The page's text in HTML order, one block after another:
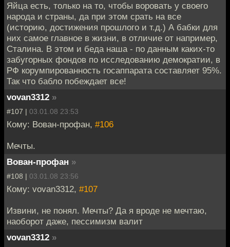
Яйца есть, только на то, чтобы воровать у своего
народа и страны, да при этом срать на все
(историю, достижения прошлого и т.д.) А бабки для
них самое главное в жизни, в отличие от например,
Сталина. В этом и беда наша - по данным каких-то
забугорных фондов по исследованию демократии, в
РФ корумпированность госаппарата составляет 95%.
Так что бабло побеждает все!
vovan3312 »
#107 | 03.01.08 23:53
Кому: Вован-профан, #106
Мечты.
Вован-профан »
#108 | 03.01.08 23:56
Кому: vovan3312, #107
Извини, не понял. Мечты? Да я вроде не мечтаю,
наоборот даже, пессимизм валит
vovan3312 »